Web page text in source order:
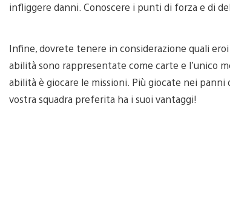
infliggere danni. Conoscere i punti di forza e di
Infine, dovrete tenere in considerazione quali
abilità sono rappresentate come carte e l’unico
abilità è giocare le missioni. Più giocate nei
vostra squadra preferita ha i suoi vantaggi!